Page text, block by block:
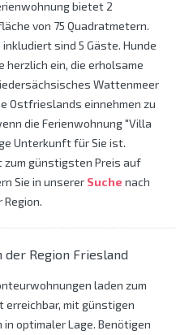
bietet 2
von 75 Quadratmetern.
inkludiert sind 5 Gäste. Hunde
ein, die erholsame
Wattenmeer
Ostfrieslands einnehmen zu
die Ferienwohnung "Villa
Unterkunft für Sie ist.
zum günstigsten Preis auf
Sie in unserer Suche nach
Region Friesland
laden zum
mit günstigen
optimaler Lage. Benötigen